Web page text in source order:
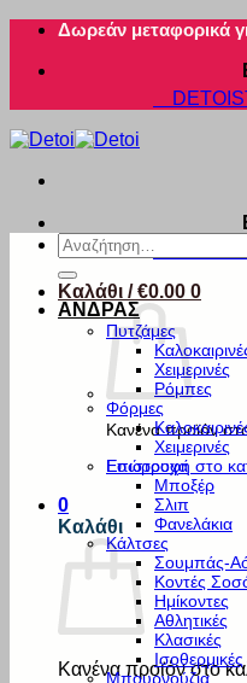
Μετάβαση
περιεχόμενο
Δωρεάν μεταφορικά
Καλάθι /€0.00 0
Κανένα προϊόν
Επιστροφή στο
0
Καλάθι
Κανένα προϊόν στο
Αναζήτηση
για:
ΑΝΔΡΑΣ
Πυτζάμες
Χειμερινές
Ρόμπες
Φόρμες
Χειμερινές
Εσώρουχα
Μποξέρ
Σλιπ
Φανελάκια
Κάλτσες
Σουμπάς-
Κοντές
Ημίκοντες
Αθλητικές
Κλασικές
Ισοθερμικές
Μπουρνούζια